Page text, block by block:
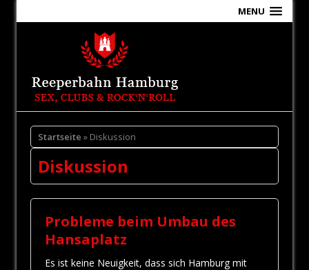
MENU
Startseite » Diskussion
Diskussion
Probleme beim Umbau des
Hansaplatz
Es ist keine Neuigkeit, dass sich Hamburg mit